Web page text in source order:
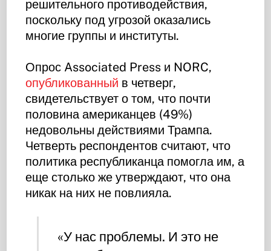
решительного противодействия,
поскольку под угрозой оказались
многие группы и институты.
Опрос Associated Press и NORC,
опубликованный в четверг,
свидетельствует о том, что почти
половина американцев (49%)
недовольны действиями Трампа.
Четверть респондентов считают, что
политика республиканца помогла им, а
еще столько же утверждают, что она
никак на них не повлияла.
«У нас проблемы. И это не